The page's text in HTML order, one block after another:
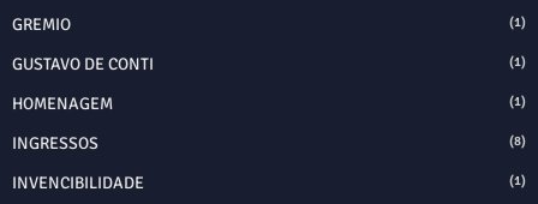
GREMIO (1)
GUSTAVO DE CONTI (1)
HOMENAGEM (1)
INGRESSOS (8)
INVENCIBILIDADE (1)